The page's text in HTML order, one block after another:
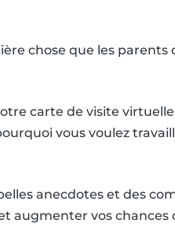
chose que les parents
carte de visite
vous voulez
anecdotes et des
augmenter vos